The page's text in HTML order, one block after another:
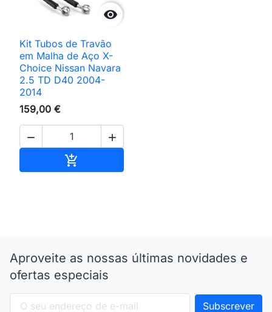

Kit Tubos de Travão
em Malha de Aço X-
Choice Nissan Navara
2.5 TD D40 2004-
2014
159,00 €
 

Aproveite as nossas últimas novidades e
ofertas especiais